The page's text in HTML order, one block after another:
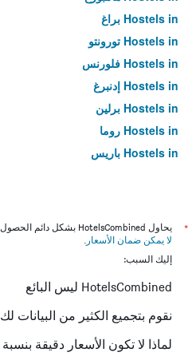
Hostels in براغ
Hostels in تورونتو
Hostels in فلورنس
Hostels in إدنبرغ
Hostels in برلين
Hostels in روما
Hostels in باريس
*
يحاول HotelsCombined بشكل دائم الحصول على الأسعار الدقيقة، ولكن
لا يمكن ضمان الأسعار .
إليك السبب:
HotelsCombined ليس البائع
نقوم بتجميع الكثير من البيانات لك
لماذا لا تكون الأسعار دقيقة بنسبة 100٪؟